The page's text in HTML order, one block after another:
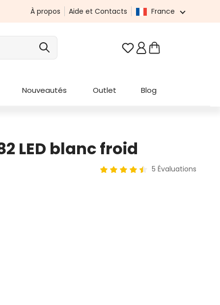
À propos Aide et Contacts France
Vous avez 0 articles
Nouveautés Outlet Blog
LED blanc froid
5 Évaluations